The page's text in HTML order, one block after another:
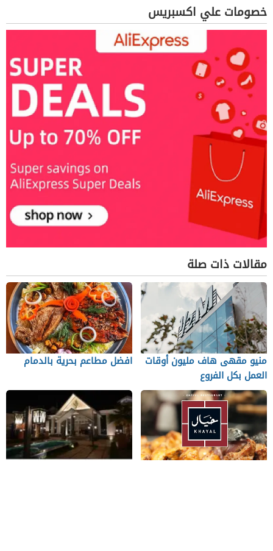
خصومات علي اكسبريس
مقالات ذات صلة
منيو مقهى هاف مليون أوقات
العمل بكل الفروع
افضل مطاعم بحرية بالدمام